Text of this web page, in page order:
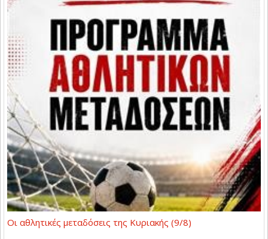
Οι αθλητικές μεταδόσεις της Κυριακής (9/8)